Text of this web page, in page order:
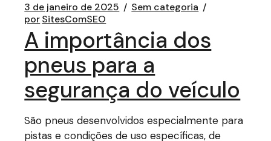
3 de janeiro de 2025
Sem categoria
porSitesComSEO
A importância dos
pneus para a
segurança do veículo
São pneus desenvolvidos especialmente para
pistas e condições de uso específicas, de